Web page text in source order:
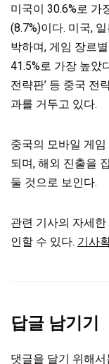
미국이 30.6%로 가
(8.7%)이다. 미국,
박하며, 게임 장르
41.5%로 가장 높았
전략판’ 등 중국 전
과를 거두고 있다.
중국의 모바일 게
되며, 해외 진출을
둘 것으로 보인다.
관련 기사의 자세
인할 수 있다. 기사
답글 남기기
댓글을 달기 위해서